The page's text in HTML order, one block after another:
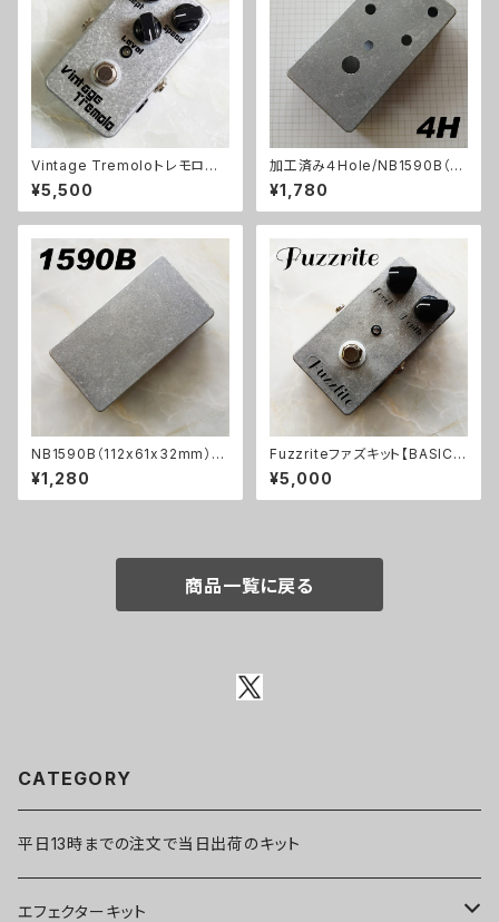
Vintage Tremoloトレモロキッ
ト
¥5,500
加工済み４Hole/NB1590B（11
2x61x32mm）アルミダイキャス
トケース
¥1,780
NB1590B（112x61x32mm）ア
ルミダイキャストケース
¥1,280
Fuzzriteファズキット【BASIC K
IT】
¥5,000
商品一覧に戻る
CATEGORY
平日13時までの注文で当日出荷のキット
エフェクターキット